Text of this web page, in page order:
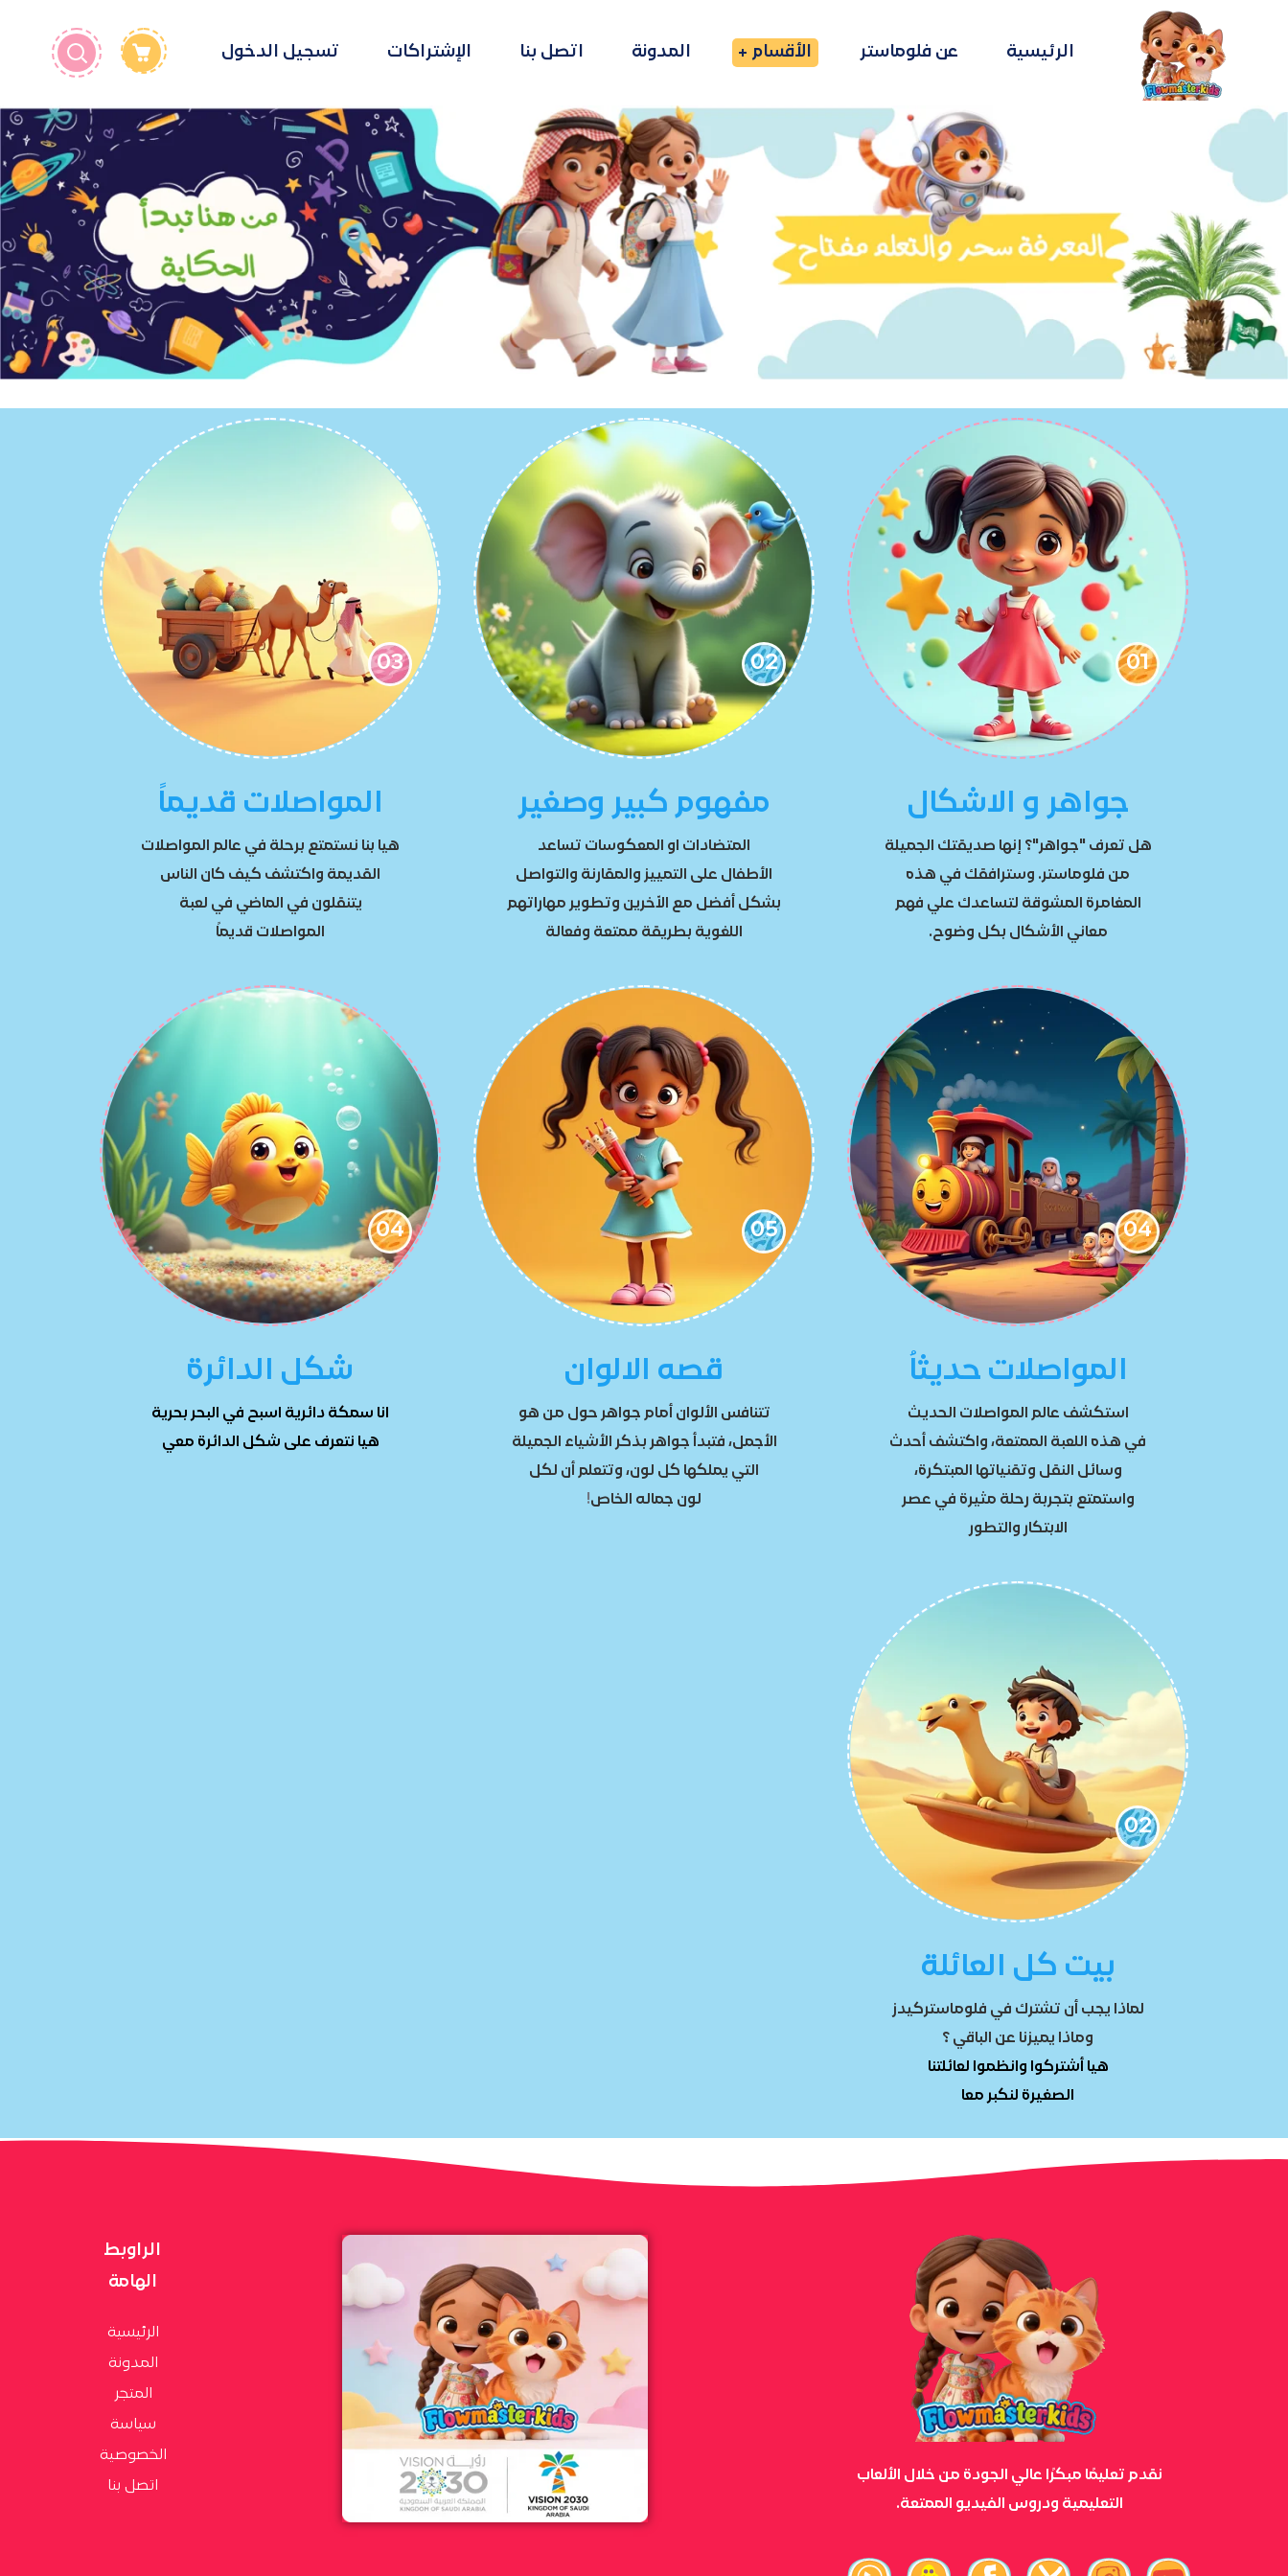
الرئيسية عن فلوماستر الأقسام المدونة اتصل بنا الإشتراكات تسجيل الدخول
01
جواهر و الاشكال
هل تعرف "جواهر"؟ إنها صديقتك الجميلة
من فلوماستر. وسترافقك في هذه
المغامرة المشوقة لتساعدك علي فهم
معاني الأشكال بكل وضوح.
02
مفهوم كبير وصغير
المتضادات او المعكوسات تساعد
الأطفال على التمييز والمقارنة والتواصل
بشكل أفضل مع الاّخرين وتطوير مهاراتهم
اللغوية بطريقة ممتعة وفعالة
03
المواصلات قديماً
هيا بنا نستمتع برحلة في عالم المواصلات
القديمة واكتشف كيف كان الناس
يتنقلون في الماضي في لعبة
المواصلات قديماً
04
المواصلات حديثاُ
استكشف عالم المواصلات الحديث
في هذه اللعبة الممتعة، واكتشف أحدث
وسائل النقل وتقنياتها المبتكرة،
واستمتع بتجربة رحلة مثيرة في عصر
الابتكار والتطور
05
قصه الالوان
تتنافس الألوان أمام جواهر حول من هو
الأجمل، فتبدأ جواهر بذكر الأشياء الجميلة
التي يملكها كل لون، وتتعلم أن لكل
لون جماله الخاص!
04
شكل الدائرة
انا سمكة دائرية اسبح في البحر بحرية
هيا نتعرف على شكل الدائرة معي
02
بيت كل العائلة
لماذا يجب أن تشترك في فلوماستركيدز
وماذا يميزنا عن الباقي ؟
هيا أشتركوا وانظموا لعائلتنا
الصغيرة لنكبر معا
نقدم تعليمًا مبكرًا عالي الجودة من خلال الألعاب
التعليمية ودروس الفيديو الممتعة.
الراوبط
الهامة
الرئيسية
المدونة
المتجر
سياسة
الخصوصية
اتصل بنا